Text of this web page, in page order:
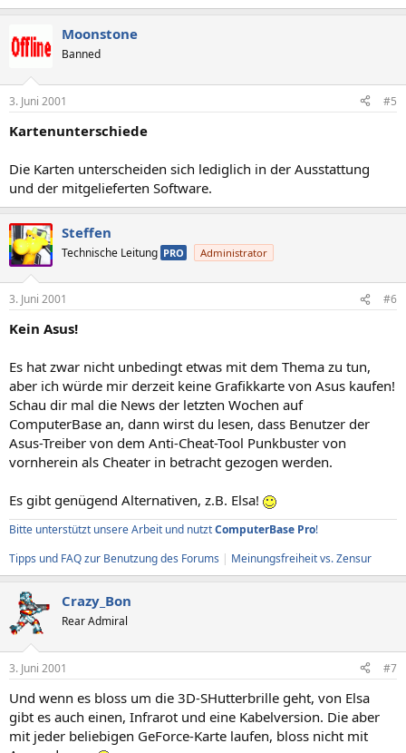
Moonstone
Banned
3. Juni 2001 #5
Kartenunterschiede
Die Karten unterscheiden sich lediglich in der Ausstattung
und der mitgelieferten Software.
Steffen
Technische Leitung PRO Administrator
3. Juni 2001 #6
Kein Asus!
Es hat zwar nicht unbedingt etwas mit dem Thema zu tun,
aber ich würde mir derzeit keine Grafikkarte von Asus kaufen!
Schau dir mal die News der letzten Wochen auf
ComputerBase an, dann wirst du lesen, dass Benutzer der
Asus-Treiber von dem Anti-Cheat-Tool Punkbuster von
vornherein als Cheater in betracht gezogen werden.
Es gibt genügend Alternativen, z.B. Elsa!
Bitte unterstützt unsere Arbeit und nutztComputerBase Pro!
Tipps und FAQ zur Benutzung des Forums | Meinungsfreiheit vs. Zensur
Crazy_Bon
Rear Admiral
3. Juni 2001 #7
Und wenn es bloss um die 3D-SHutterbrille geht, von Elsa
gibt es auch einen, Infrarot und eine Kabelversion. Die aber
mit jeder beliebigen GeForce-Karte laufen, bloss nicht mit